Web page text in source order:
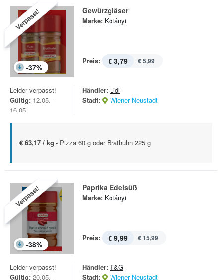
Verpasst!
-37%
Gewürzgläser
Marke: Kotányi
Preis: € 3,79 € 5,99
Leider verpasst!
Gültig: 12.05. -
16.05.
Händler: Lidl
Stadt:
Wiener Neustadt
€ 63,17 / kg - Pizza 60 g oder Brathuhn 225 g
Verpasst!
-38%
Paprika Edelsüß
Marke: Kotányi
Preis: € 9,99 € 15,99
Leider verpasst!
Gültig: 20.05. -
Händler: T&G
Stadt:
Wiener Neustadt